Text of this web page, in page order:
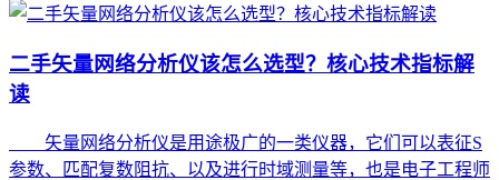
二手矢量网络分析仪该怎么选型？核心技术指标解
读
矢量网络分析仪是用途极广的一类仪器，它们可以表征S
参数、匹配复数阻抗、以及进行时域测量等，也是电子工程师